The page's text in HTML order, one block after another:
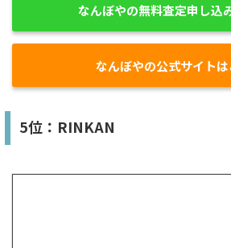
なんぼやの無料査定申し込
なんぼやの公式サイトは
5位：RINKAN